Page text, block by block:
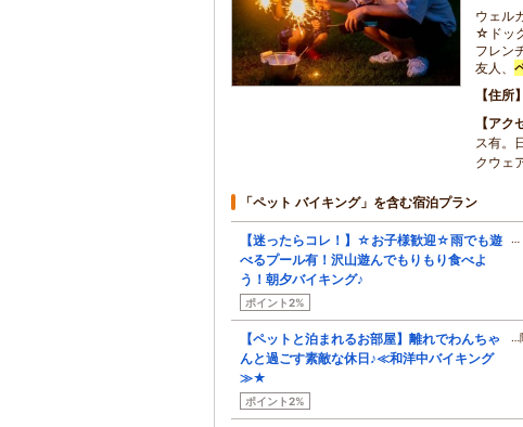
ウェル
☆ドッ
フレン
友人、
住所
アク
ス有。
クウェ
「ペット バイキング」を含む宿泊プラン
【迷ったらコレ！】☆お子様歓迎☆雨でも遊
べるプール有！沢山遊んでもりもり食べよ
う！朝夕バイキング♪
ポイント2%
…
【ペットと泊まれるお部屋】離れでわんちゃ
んと過ごす素敵な休日♪≪和洋中バイキング
≫★
ポイント2%
…